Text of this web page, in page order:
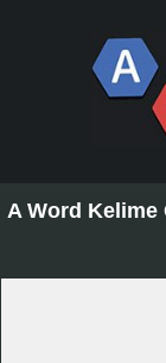
A Word Kelime